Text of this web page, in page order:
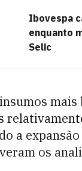
Ibovespa
enquanto
Selic
a
os